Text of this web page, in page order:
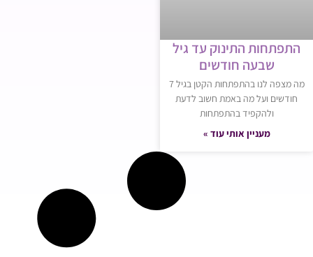
התפתחות התינוק עד גיל
שבעה חודשים
מה מצפה לנו בהתפתחות הקטן בגיל 7
חודשים ועל מה באמת חשוב לדעת
ולהקפיד בהתפתחות
מעניין אותי עוד »